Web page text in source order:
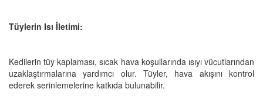
Tüylerin Isı İletimi:
Kedilerin tüy kaplaması, sıcak hava koşullarında ısıyı vücutlarından
uzaklaştırmalarına yardımcı olur. Tüyler, hava akışını kontrol
ederek serinlemelerine katkıda bulunabilir.